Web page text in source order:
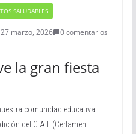
SALUDABLES
27 marzo, 2026
0 comentarios
la gran fiesta
comunidad educativa
del C.A.I. (Certamen